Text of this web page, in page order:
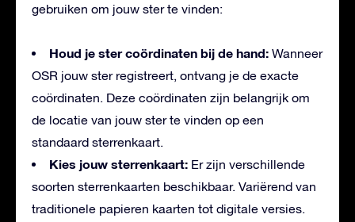
gebruiken om jouw ster te vinden:
Houd je ster coördinaten bij de hand: Wanneer
OSR jouw ster registreert, ontvang je de exacte
coördinaten. Deze coördinaten zijn belangrijk om
de locatie van jouw ster te vinden op een
standaard sterrenkaart.
Kies jouw sterrenkaart: Er zijn verschillende
soorten sterrenkaarten beschikbaar. Variërend van
traditionele papieren kaarten tot digitale versies.